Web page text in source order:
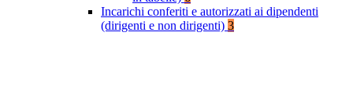
Incarichi conferiti e autorizzati ai dipendenti
(dirigenti e non dirigenti) 3